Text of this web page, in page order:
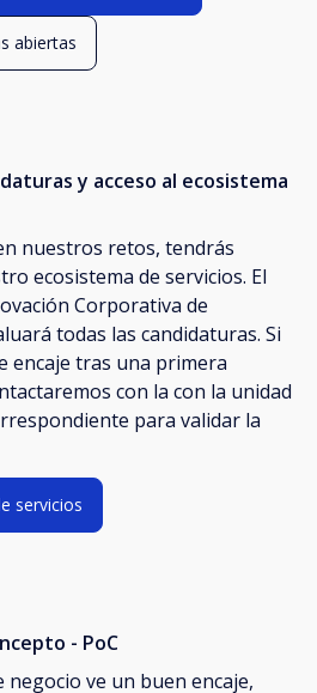
abiertas
y acceso al ecosistema
nuestros retos, tendrás
ecosistema de servicios. El
Corporativa de
todas las candidaturas. Si
encaje tras una primera
con la con la unidad
para validar la
servicios
- PoC
negocio ve un buen encaje,